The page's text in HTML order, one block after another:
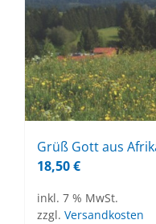
Grüß Gott aus
18,50€
inkl. 7 % MwSt.
zzgl. Versandkosten